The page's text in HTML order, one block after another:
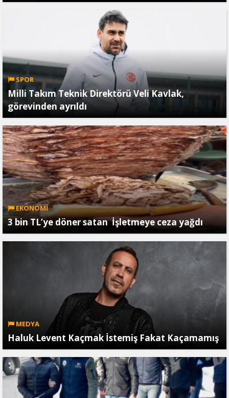
SPOR
Milli Takım Teknik Direktörü Veli Kavlak,
görevinden ayrıldı
EKONOMİ
3 bin TL’ye döner satan İşletmeye ceza yağdı
MEDYA
Haluk Levent Kaçmak İstemiş Fakat Kaçamamış